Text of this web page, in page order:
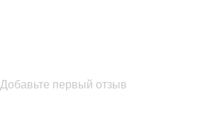
Добавьте первый отзыв